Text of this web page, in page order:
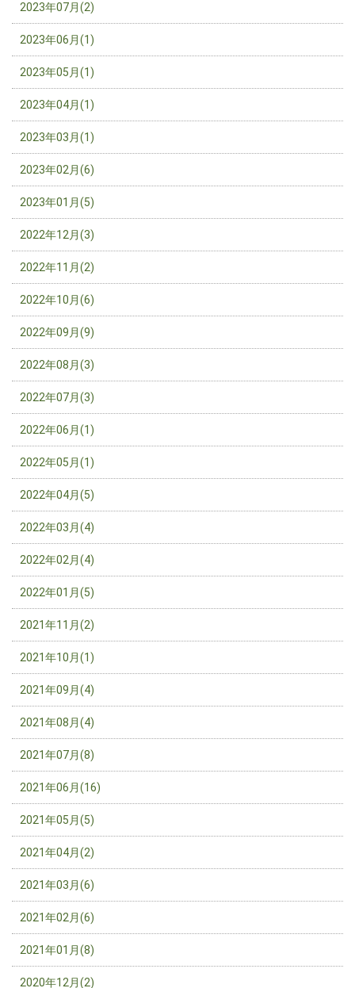
2023年07月(2)
2023年06月(1)
2023年05月(1)
2023年04月(1)
2023年03月(1)
2023年02月(6)
2023年01月(5)
2022年12月(3)
2022年11月(2)
2022年10月(6)
2022年09月(9)
2022年08月(3)
2022年07月(3)
2022年06月(1)
2022年05月(1)
2022年04月(5)
2022年03月(4)
2022年02月(4)
2022年01月(5)
2021年11月(2)
2021年10月(1)
2021年09月(4)
2021年08月(4)
2021年07月(8)
2021年06月(16)
2021年05月(5)
2021年04月(2)
2021年03月(6)
2021年02月(6)
2021年01月(8)
2020年12月(2)